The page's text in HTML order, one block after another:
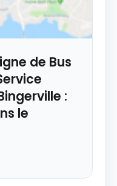
de Bus
:
le